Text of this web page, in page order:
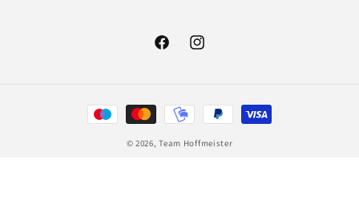
FacebookInstagram
Zahlungsmethoden
© 2026,Team Hoffmeister